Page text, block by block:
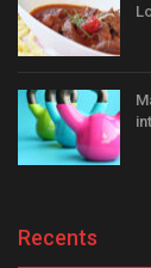
Recents